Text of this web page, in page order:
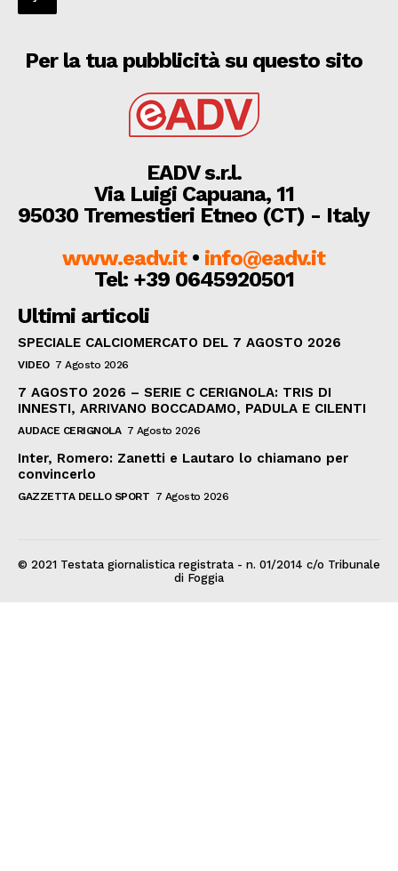
Per la tua pubblicità su questo sito
EADV s.r.l.
Via Luigi Capuana, 11
95030 Tremestieri Etneo (CT) - Italy
www.eadv.it• info@eadv.it
Tel: +39 0645920501
Ultimi articoli
SPECIALE CALCIOMERCATO DEL 7 AGOSTO 2026
VIDEO 7 Agosto 2026
7 AGOSTO 2026 – SERIE C CERIGNOLA: TRIS DI
INNESTI, ARRIVANO BOCCADAMO, PADULA E CILENTI
AUDACE CERIGNOLA 7 Agosto 2026
Inter, Romero: Zanetti e Lautaro lo chiamano per
convincerlo
GAZZETTA DELLO SPORT 7 Agosto 2026
© 2021 Testata giornalistica registrata - n. 01/2014 c/o Tribunale
di Foggia